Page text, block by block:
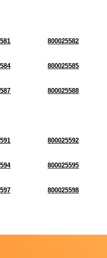
800025582
800025585
800025588
800025592
800025595
800025598